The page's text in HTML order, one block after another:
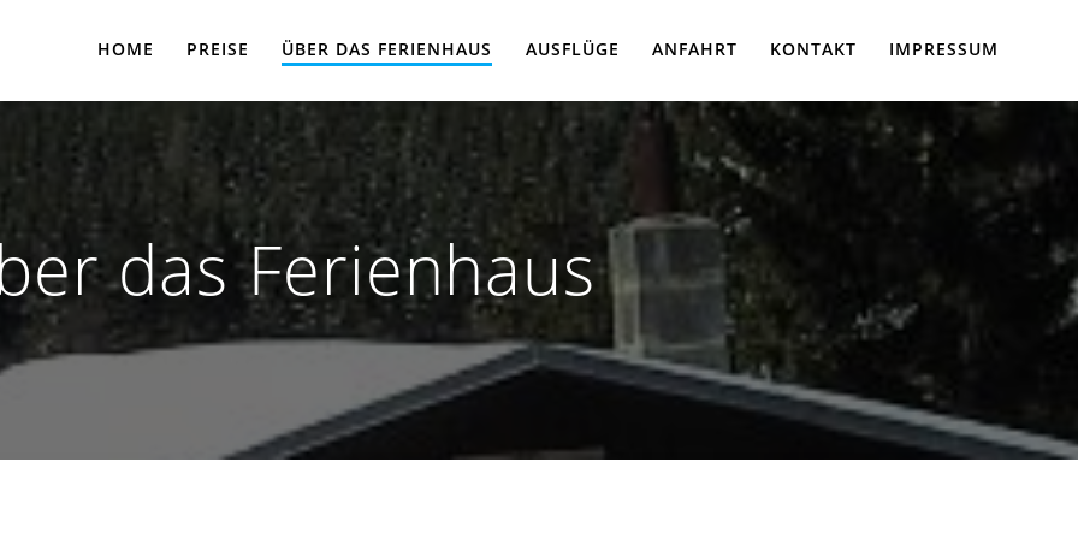
HOME PREISE ÜBER DAS FERIENHAUS AUSFLÜGE ANFAHRT KONTAKT IMPRESSUM
das Ferienhaus